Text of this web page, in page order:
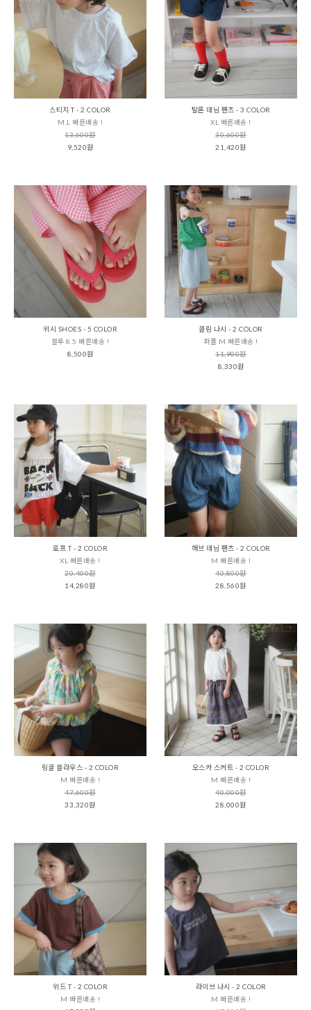
스티치 T - 2 COLOR
M,L 빠른배송 !
13,600원
9,520원
탈론 데님 팬츠 - 3 COLOR
XL 빠른배송 !
30,600원
21,420원
위시 SHOES - 5 COLOR
블루 8.5 빠른배송 !
8,500원
클림 나시 - 2 COLOR
퍼플 M 빠른배송 !
11,900원
8,330원
로프 T - 2 COLOR
XL 빠른배송 !
20,400원
14,280원
해브 데님 팬츠 - 2 COLOR
M 빠른배송 !
40,800원
28,560원
링클 블라우스 - 2 COLOR
M 빠른배송 !
47,600원
33,320원
오스카 스커트 - 2 COLOR
M 빠른배송 !
40,000원
28,000원
위드 T - 2 COLOR
M 빠른배송 !
라이브 나시 - 2 COLOR
M 빠른배송 !